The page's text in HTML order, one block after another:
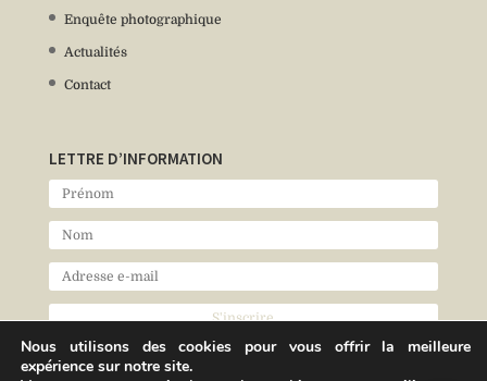
Enquête photographique
Actualités
Contact
LETTRE D’INFORMATION
Nous utilisons des cookies pour vous offrir la meilleure
expérience sur notre site.